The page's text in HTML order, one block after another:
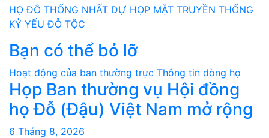
Điều
hướng
bài
viết
HỌ ĐỖ THỐNG NHẤT DỰ HỌP MẶT TRUYỀN THỐNG
KỶ YẾU ĐỖ TỘC
Bạn có thể bỏ lỡ
Hoạt động của ban thường trực Thông tin dòng họ
Họp Ban thường vụ Hội đồng
họ Đỗ (Đậu) Việt Nam mở rộng
6 Tháng 8, 2026